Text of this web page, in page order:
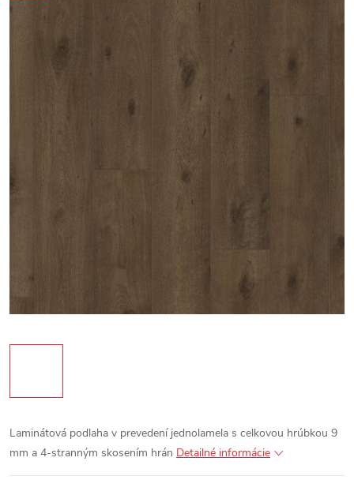
Laminátová podlaha v prevedení jednolamela s celkovou hrúbkou 9
mm a 4-stranným skosením hrán Detailné informácie